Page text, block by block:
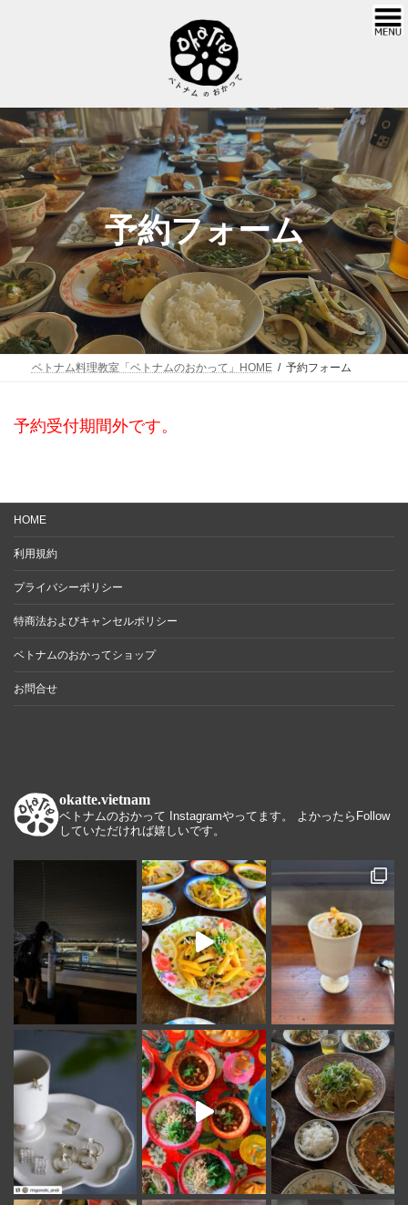
へ
ス
キ
ッ
プ
ョ
ン
に
移
動
予約フォーム
ベトナム料理教室「ベトナムのおかって」HOME 予約フォーム
予約受付期間外です。
HOME
利用規約
プライバシーポリシー
特商法およびキャンセルポリシー
ベトナムのおかってショップ
お問合せ
okatte.vietnam
ベトナムのおかって Instagramやってます。 よかったらFollow
していただければ嬉しいです。